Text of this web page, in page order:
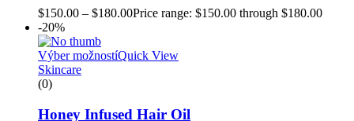
$150.00 – $180.00Price range: $150.00 through $180.00
-20%
Výber možnostíQuick View
Skincare
(0)
Honey Infused Hair Oil